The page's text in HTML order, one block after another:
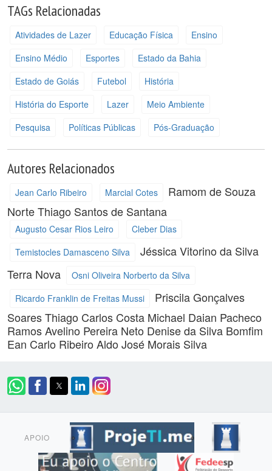
TAGs Relacionadas
Atividades de Lazer Educação Física
Ensino
Ensino Médio
Esportes
Estado da Bahia
Estado de Goiás
Futebol
História
História do Esporte
Lazer
Meio Ambiente
Pesquisa
Políticas Públicas Pós-Graduação
Autores Relacionados
Jean Carlo Ribeiro Marcial Cotes
Ramom de Souza
NorteThiago Santos de Santana
Augusto Cesar Rios Leiro
Cleber Dias
Temistocles Damasceno Silva
Jéssica Vitorino da Silva
Terra Nova
Osni Oliveira Norberto da Silva
Ricardo Franklin de Freitas Mussi
Priscila Gonçalves
SoaresThiago Carlos Costa Michael Daian Pacheco
RamosAvelino Pereira Neto Denise da Silva Bomfim
Ean Carlo Ribeiro Aldo José Morais Silva
APOIO